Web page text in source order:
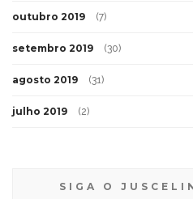
outubro 2019 (7)
setembro 2019 (30)
agosto 2019 (31)
julho 2019 (2)
SIGA O